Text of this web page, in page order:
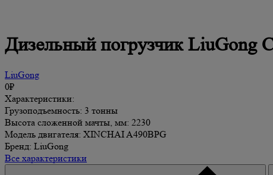
Дизельный погрузчик LiuGong
LiuGong
0₽
Характеристики:
Грузоподъемность: 3 тонны
Высота сложенной мачты, мм: 2230
Модель двигателя: XINCHAI A490BPG
Бренд: LiuGong
Все характеристики